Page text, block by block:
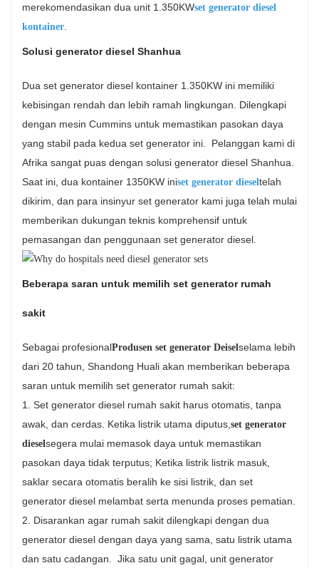
merekomendasikan dua unit 1.350KWset generator diesel
kontainer
Solusi generator diesel Shanhua
Dua set generator diesel kontainer 1.350KW ini memiliki
kebisingan rendah dan lebih ramah lingkungan. Dilengkapi
dengan mesin Cummins untuk memastikan pasokan daya
yang stabil pada kedua set generator ini. Pelanggan kami di
Afrika sangat puas dengan solusi generator diesel Shanhua.
Saat ini, dua kontainer 1350KW iniset generator dieseltelah
dikirim, dan para insinyur set generator kami juga telah mulai
memberikan dukungan teknis komprehensif untuk
pemasangan dan penggunaan set generator diesel.
Beberapa saran untuk memilih set generator rumah
sakit
Sebagai profesionalProdusen set generator Deisel selama lebih
dari 20 tahun, Shandong Huali akan memberikan beberapa
saran untuk memilih set generator rumah sakit:
1. Set generator diesel rumah sakit harus otomatis, tanpa
awak, dan cerdas. Ketika listrik utama diputus, set generator
diesel segera mulai memasok daya untuk memastikan
pasokan daya tidak terputus; Ketika listrik listrik masuk,
saklar secara otomatis beralih ke sisi listrik, dan set
generator diesel melambat serta menunda proses pematian.
2. Disarankan agar rumah sakit dilengkapi dengan dua
generator diesel dengan daya yang sama, satu listrik utama
dan satu cadangan. Jika satu unit gagal, unit generator